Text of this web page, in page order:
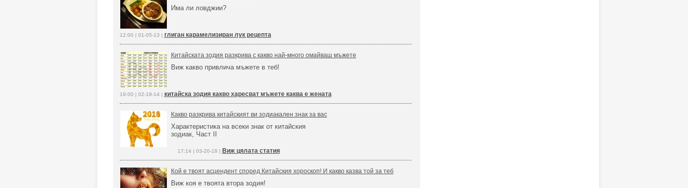
Има ли ловджии?
12:00 | 01-05-13 | глиган карамелизиран лук рецепта
Китайската зодия разкрива с какво най-много омайваш мъжете
Виж какво привлича мъжете в теб!
19:00 | 02-18-14 | китайска зодия какво харесват мъжете каква е жената
Какво разкрива китайският ви зодиакален знак за вас
Характеристика на всеки знак от китайския
зодиак, Част II
17:14 | 03-20-18 | Виж цялата статия
Кой е твоят асцендент според Китайския хороскоп! И какво казва той за теб
Виж коя е твоята втора зодия!